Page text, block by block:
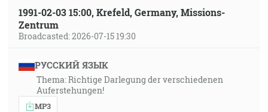
1991-02-03 15:00, Krefeld, Germany, Missions-
Zentrum
Broadcasted: 2026-07-15 19:30
РУССКИЙ ЯЗЫК
Thema: Richtige Darlegung der verschiedenen
Auferstehungen!
MP3